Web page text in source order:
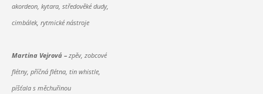
akordeon, kytara, středověké dudy,
cimbálek, rytmické nástroje
Martina Vejrová – zpěv, zobcové
flétny, příčná flétna, tin whistle,
píšťala s měchuřinou